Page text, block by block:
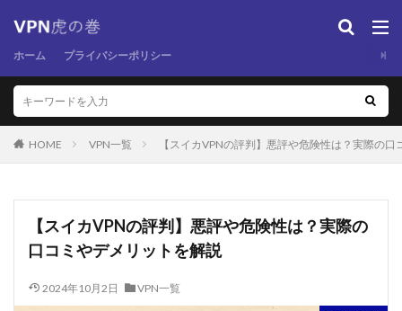
ホーム プライバシーポリシー
HOME VPN一覧 【スイカVPNの評判】悪評や危険性は？実際の
【スイカVPNの評判】悪評や危険性は？実際の
口コミやデメリットを解説
2024年10月2日 VPN一覧